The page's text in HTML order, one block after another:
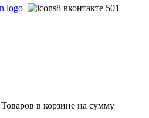
Товаров в корзине на сумму